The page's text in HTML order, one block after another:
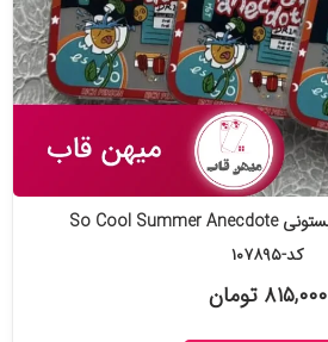
قاب آیفون حکایت تابستونی So Cool Summer Anecdote
کد-۱۰۷۸۹۵
۸۱۵,۰۰۰ تومان